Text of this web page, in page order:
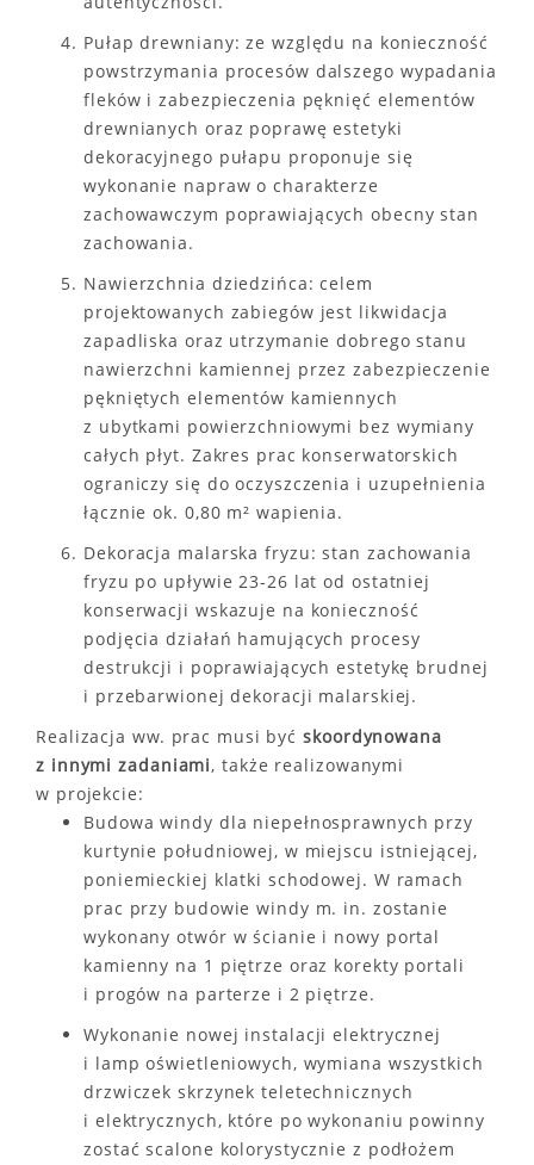
Pułap drewniany: ze względu na konieczność
powstrzymania procesów dalszego wypadania
fleków i zabezpieczenia pęknięć elementów
drewnianych oraz poprawę estetyki
dekoracyjnego pułapu proponuje się
wykonanie napraw o charakterze
zachowawczym poprawiających obecny stan
zachowania.
Nawierzchnia dziedzińca: celem
projektowanych zabiegów jest likwidacja
zapadliska oraz utrzymanie dobrego stanu
nawierzchni kamiennej przez zabezpieczenie
pękniętych elementów kamiennych
z ubytkami powierzchniowymi bez wymiany
całych płyt. Zakres prac konserwatorskich
ograniczy się do oczyszczenia i uzupełnienia
łącznie ok. 0,80 m² wapienia.
Dekoracja malarska fryzu: stan zachowania
fryzu po upływie 23-26 lat od ostatniej
konserwacji wskazuje na konieczność
podjęcia działań hamujących procesy
destrukcji i poprawiających estetykę brudnej
i przebarwionej dekoracji malarskiej.
Realizacja ww. prac musi byćskoordynowana
z innymi zadaniami, także realizowanymi
w projekcie:
Budowa windy dla niepełnosprawnych przy
kurtynie południowej, w miejscu istniejącej,
poniemieckiej klatki schodowej. W ramach
prac przy budowie windy m. in. zostanie
wykonany otwór w ścianie i nowy portal
kamienny na 1 piętrze oraz korekty portali
i progów na parterze i 2 piętrze.
Wykonanie nowej instalacji elektrycznej
i lamp oświetleniowych, wymiana wszystkich
drzwiczek skrzynek teletechnicznych
i elektrycznych, które po wykonaniu powinny
zostać scalone kolorystycznie z podłożem